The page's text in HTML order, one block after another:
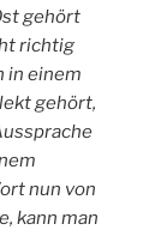
gehört
richtig
in einem
gehört,
nun von
kann man